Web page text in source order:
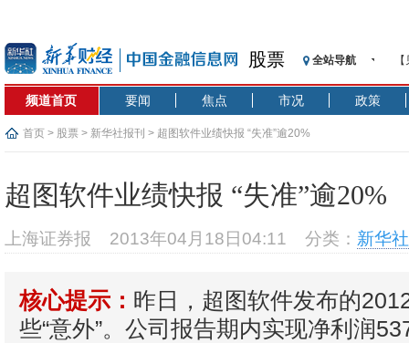
股票 全站导航
记
沥
频道首页 要闻 焦点 市况 政策
首页 > 股票 > 新华社报刊 > 超图软件业绩快报 “失准”逾20%
超图软件业绩快报 “失准”逾20%
上海证券报 2013年04月18日04:11 分类： 新华
核心提示： 昨日，超图软件发布的
些“意外”。公司报告期内实现净利润